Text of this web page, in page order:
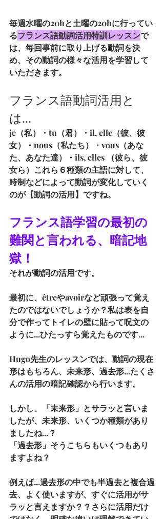
毎週水曜の20hと土曜の20hに行ってい
るフランス語動詞活用特訓レッスンで
は、毎回事前に取り上げる動詞を決
め、その動詞の様々な活用を学習して
いただきます。
フランス語動詞活用と
は...
je（私）・tu（君）・il, elle（彼、彼
女）・nous（私たち）・vous（あな
た、あなた達）・ils, elles （彼ら、彼
女ら）これら６種類の主語に対して、
時制などによって動詞が変化していく
のが【動詞の活用】ですね。
フランス語学習の最初の
難関と言われる、暗記地
獄！
それが動詞の活用です。
最初に、êtreやavoirなど頑張って覚え
たのではないでしょうか？私は表を自
分で作ってトイレの壁に貼って呪文の
ように...ひたっすら覚えたものです...
Hugo先生のレッスンでは、動詞の現在
形はもちろん、未来形、過去形...たくさ
んの活用の暗記確認から行います。
しかし、「未来形」とサラッと言いま
したが、未来形、いくつか種類があり
ましたね...？
「過去形」そうこちらもいくつもあり
ますよね？
例えば...過去形の中でも半過去と複合過
去、よく使いますが、すぐに活用がサ
ラッと言えますか？？さらに活用だけ